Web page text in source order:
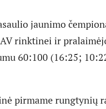
jaunimo
rinktinei ir
60:100 (16:25;
pirmame rungtynių